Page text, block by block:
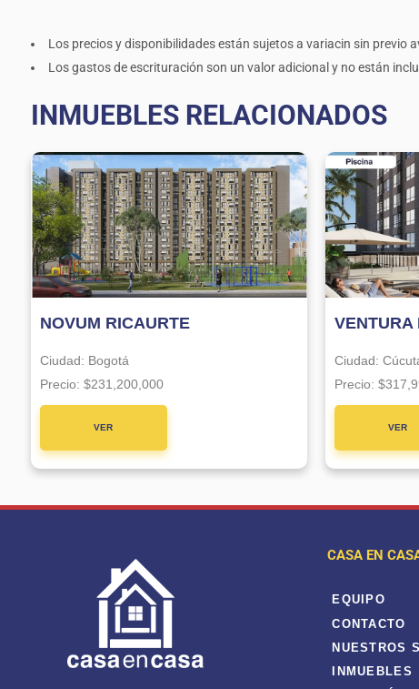
Los precios y disponibilidades están sujetos a variacin sin previo
Los gastos de escrituración son un valor adicional y no están
INMUEBLES RELACIONADOS
NOVUM RICAURTE
Ciudad: Bogotá
Precio: $231,200,000
VER
VENTURA
Ciudad:
Precio:
VER
CASA EN
EQUIPO
CONTACTO
NUESTROS
INMUEBLES